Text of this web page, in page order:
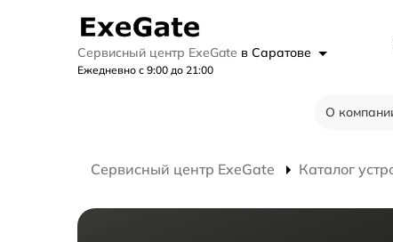
Сервисный центр ExeGate в Саратове
Ежедневно с 9:00 до 21:00
О
Сервисный центр ExeGate Каталог